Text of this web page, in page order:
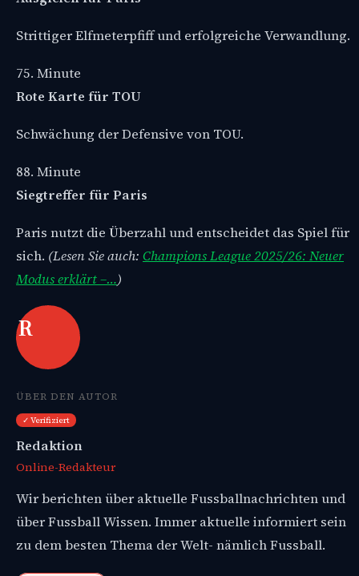
Strittiger Elfmeterpfiff und erfolgreiche Verwandlung.
75. Minute
Rote Karte für TOU
Schwächung der Defensive von TOU.
88. Minute
Siegtreffer für Paris
Paris nutzt die Überzahl und entscheidet das Spiel für
sich. (Lesen Sie auch: Champions League 2025/26: Neuer
Modus erklärt –…)
R
ÜBER DEN AUTOR
✓ Verifiziert
Redaktion
Online-Redakteur
Wir berichten über aktuelle Fussballnachrichten und
über Fussball Wissen. Immer aktuelle informiert sein
zu dem besten Thema der Welt- nämlich Fussball.